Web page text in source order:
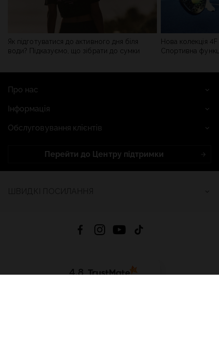
Як підготуватися до активного дня біля
води? Підказуємо, що зібрати до сумки
Нова колекція
Спортивна
Про нас
Інформація
Обслуговування клієнтів
Перейти до Центру підтримки
4.8